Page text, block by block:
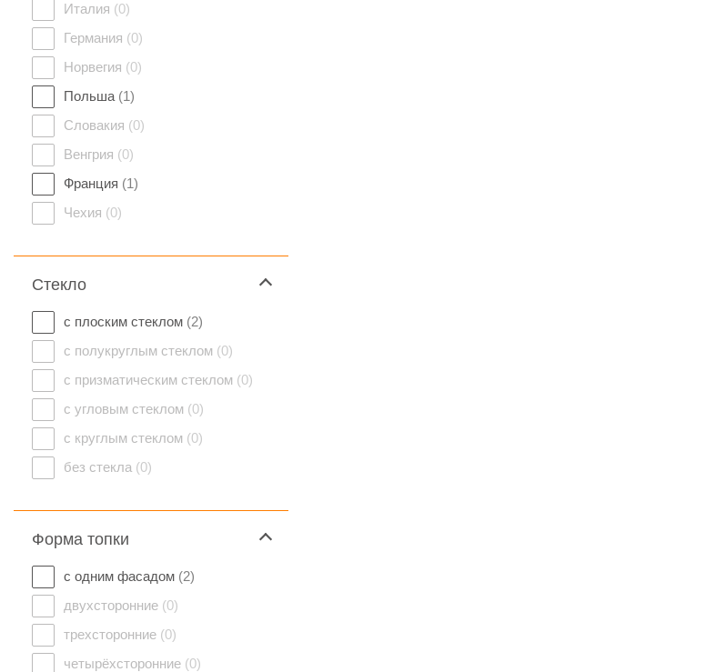
Италия (0)
Германия (0)
Норвегия (0)
Польша (1)
Словакия (0)
Венгрия (0)
Франция (1)
Чехия (0)
Стекло
с плоским стеклом (2)
с полукруглым стеклом (0)
с призматическим стеклом (0)
с угловым стеклом (0)
с круглым стеклом (0)
без стекла (0)
Форма топки
с одним фасадом (2)
двухсторонние (0)
трехсторонние (0)
четырёхсторонние (0)